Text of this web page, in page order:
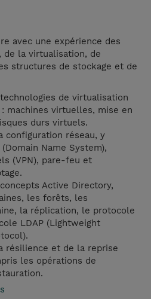
avec une expérience des
de la virtualisation, de
structures de stockage et de
de virtualisation
machines virtuelles, mise en
durs virtuels.
configuration réseau, y
(Domain Name System),
(VPN), pare-feu et
Active Directory,
les forêts, les
la réplication, le protocole
LDAP (Lightweight
résilience et de la reprise
les opérations de